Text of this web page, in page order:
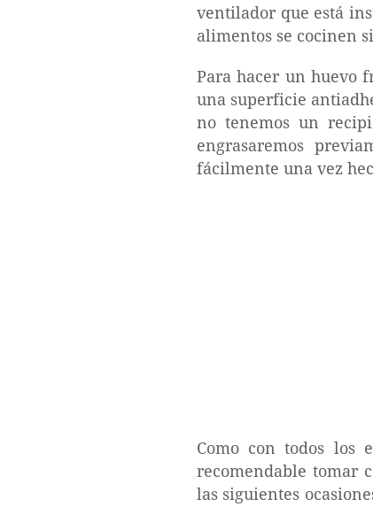
ventilador que está
alimentos se cocinen
Para hacer un huevo
una superficie
no tenemos un
engrasaremos
fácilmente una vez
Como con todos los
recomendable tomar
las siguientes